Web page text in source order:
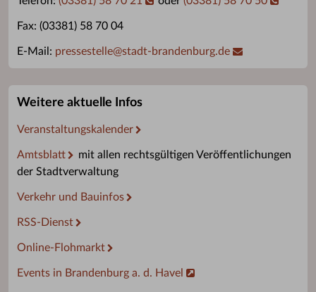
Fax: (03381) 58 70 04
E-Mail: pressestelle@stadt-brandenburg.de
Weitere aktuelle Infos
Veranstaltungskalender
Amtsblatt
mit allen rechtsgültigen Veröffentlichungen
der Stadtverwaltung
Verkehr und Bauinfos
RSS-Dienst
Online-Flohmarkt
Events in Brandenburg a. d. Havel